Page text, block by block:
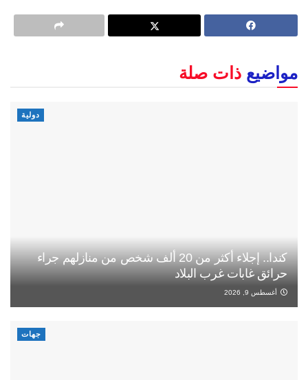
مواضيع ذات صلة
دولية
كندا.. إجلاء أكثر من 20 ألف شخص من منازلهم جراء
حرائق غابات غرب البلاد
أغسطس 9, 2026
جهات